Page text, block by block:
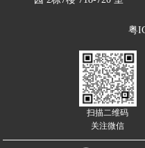
粤
扫描二维码
关注微信